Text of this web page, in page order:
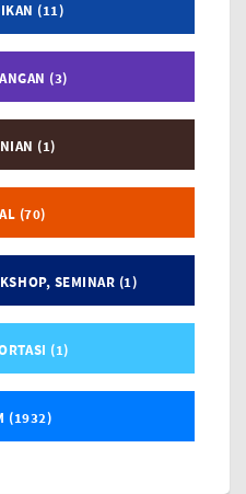
(11)
(3)
(1)
(70)
SEMINAR (1)
(1)
(1932)